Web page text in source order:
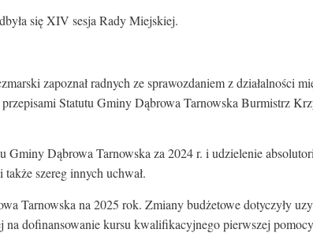
się XIV sesja Rady Miejskiej.
zapoznał radnych ze sprawozdaniem z działalności
Statutu Gminy Dąbrowa Tarnowska Burmistrz
Gminy Dąbrowa Tarnowska za 2024 r. i udzielenie
szereg innych uchwał.
Tarnowska na 2025 rok. Zmiany budżetowe dotyczyły
dofinansowanie kursu kwalifikacyjnego pierwszej